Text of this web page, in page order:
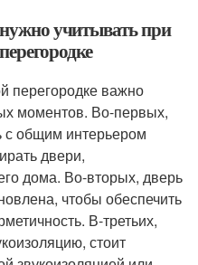
учитывать при
перегородке важно
моментов. Во-первых,
с общим интерьером
двери,
дома. Во-вторых, дверь
чтобы обеспечить
В-третьих,
стоит